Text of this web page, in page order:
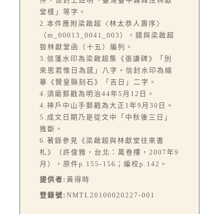
堂樣」等字。
2.本件應附梁啟超〈林太恭人壽序〉
（m_00013_0041_003），錯與梁啟超
致林獻堂函（十五）編列。
3.信箋水印為梁啟超集《張謙碑》「別
來思君惟日為感」八字。信封水印為縮
摹《贊皇縣刻石》「吉日」二字。
4.須磨郵戳為明治44年5月12日。
4.神戶中山手郵戳為大正1年9月30日。
5.成文日期乃是從文中「中秋後三日」
推斷。
6.著錄參見《梁啟超與林獻堂往來書
札》（許俊雅，台北：萬卷樓，2007年9
月），原件p.155-156；編校p.142。
提供者: 黃得時
登錄號: NMTL20100020227-001